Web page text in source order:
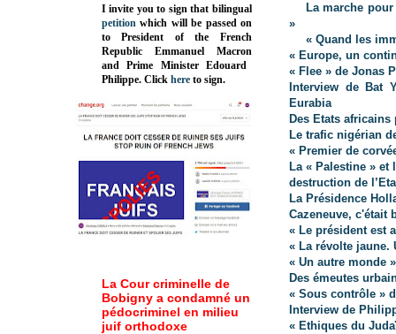
La marche
»
« Quand les
« Europe, un
« Flee » de Jonas
Interview de Bat
Eurabia
Des Etats
Le trafic nigérian
« Premier de
La « Palestine »
destruction de
La Présidence
Cazeneuve, c'était
« Le président est
« La révolte jaune.
« Un autre monde
Des émeutes
« Sous contrôle »
Interview de
« Ethiques du
I invite you to sign that bilingual
petition which will be passed on
to President of the French
Republic Emmanuel Macron
and Prime MinisterEdouard
Philippe. Click here to sign.
La Cour criminelle de
Bobigny a condamné un
pédocriminel en milieu
juif orthodoxe